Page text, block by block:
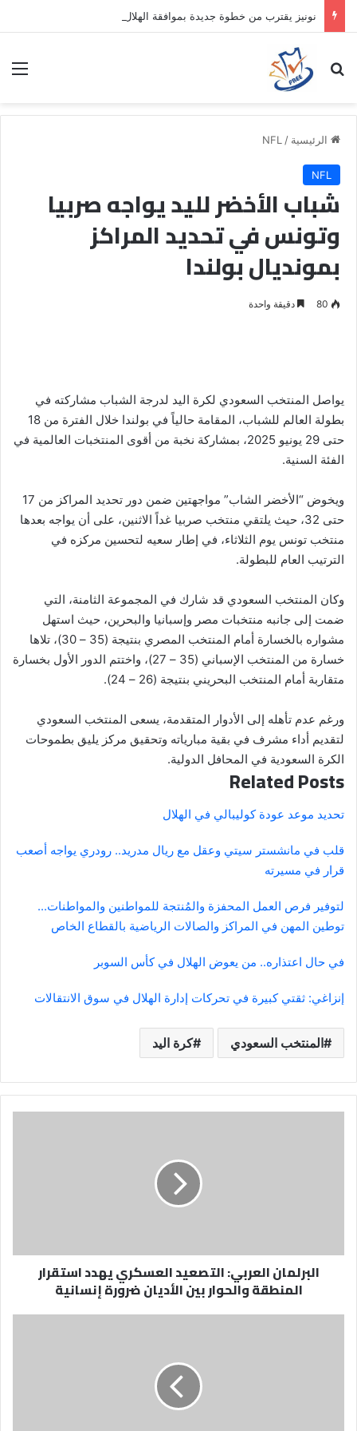
نونيز يقترب من خطوة جديدة بموافقة الهلال
بحث عن
الرئيسية /
NFL
NFL
شباب الأخضر لليد يواجه صربيا
وتونس في تحديد المراكز
بمونديال بولندا
80 دقيقة واحدة
يواصل المنتخب السعودي لكرة اليد لدرجة الشباب مشاركته في
بطولة العالم للشباب، المقامة حالياً في بولندا خلال الفترة من 18
حتى 29 يونيو 2025، بمشاركة نخبة من أقوى المنتخبات العالمية في
الفئة السنية.
ويخوض “الأخضر الشاب” مواجهتين ضمن دور تحديد المراكز من 17
حتى 32، حيث يلتقي منتخب صربيا غداً الاثنين، على أن يواجه بعدها
منتخب تونس يوم الثلاثاء، في إطار سعيه لتحسين مركزه في
الترتيب العام للبطولة.
وكان المنتخب السعودي قد شارك في المجموعة الثامنة، التي
ضمت إلى جانبه منتخبات مصر وإسبانيا والبحرين، حيث استهل
مشواره بالخسارة أمام المنتخب المصري بنتيجة (35 – 30)، تلاها
خسارة من المنتخب الإسباني (35 – 27)، واختتم الدور الأول بخسارة
متقاربة أمام المنتخب البحريني بنتيجة (26 – 24).
ورغم عدم تأهله إلى الأدوار المتقدمة، يسعى المنتخب السعودي
لتقديم أداء مشرف في بقية مبارياته وتحقيق مركز يليق بطموحات
الكرة السعودية في المحافل الدولية.
Related Posts
تحديد موعد عودة كوليبالي في الهلال
قلب في مانشستر سيتي وعقل مع ريال مدريد.. رودري يواجه أصعب
قرار في مسيرته
لتوفير فرص العمل المحفزة والمُنتجة للمواطنين والمواطنات...
توطين المهن في المراكز والصالات الرياضية بالقطاع الخاص
في حال اعتذاره.. من يعوض الهلال في كأس السوبر
إنزاغي: ثقتي كبيرة في تحركات إدارة الهلال في سوق الانتقالات
المنتخب السعودي كرة اليد
بين
الأديانالبرلمان العربي: التصعيد العسكري يهدد استقرار
المنطقة والحوار بين الأديان ضرورة إنسانية